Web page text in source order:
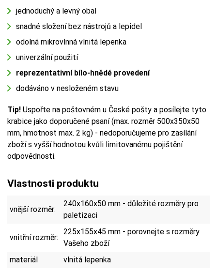
jednoduchý a levný obal
snadné složení bez nástrojů a lepidel
odolná mikrovlnná vlnitá lepenka
univerzální použití
reprezentativní bílo-hnědé provedení
dodáváno v nesloženém stavu
Tip! Uspořte na poštovném u České pošty a posílejte tyto
krabice jako doporučené psaní (max. rozměr 500x350x50
mm, hmotnost max. 2 kg) - nedoporučujeme pro zasílání
zboží s vyšší hodnotou kvůli limitovanému pojištění
odpovědnosti.
Vlastnosti produktu
vnější rozměr:
240x160x50 mm - důležité rozměry pro
paletizaci
vnitřní rozměr:
225x155x45 mm - porovnejte s rozměry
Vašeho zboží
materiál
vlnitá lepenka